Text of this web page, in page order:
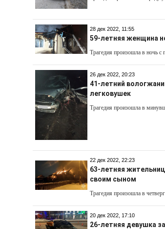
28 дек 2022, 11:55
59-летняя женщина
Трагедия произошла в ночь с
26 дек 2022, 20:23
41-летний
легковушек
Трагедия произошла в
22 дек 2022, 22:23
63-летняя
своим сыном
Трагедия произошла в
20 дек 2022, 17:10
26-летняя девушка